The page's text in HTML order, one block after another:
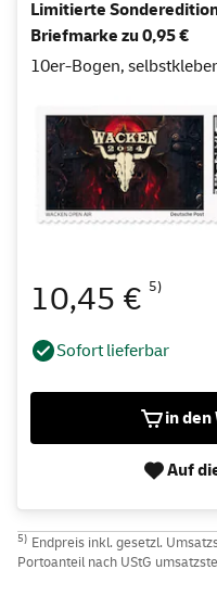
Limitierte
Briefmarke zu 0,95 €
10er-Bogen,
10,45 € 5)
Sofort lieferbar
in
Auf
5) Endpreis inkl. gesetzl.
Portoanteil nach UStG